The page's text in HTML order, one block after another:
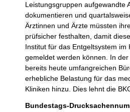
Leistungsgruppen aufgewandte
dokumentieren und
Ärztinnen und Ärzte müssten
prüfsicher festhalten, damit
Institut für das Entgeltsystem im
gemeldet werden können. In
bereits heute umfangreichen
erhebliche Belastung für das
Kliniken hinzu. Dies lehnt die
Bundestags-